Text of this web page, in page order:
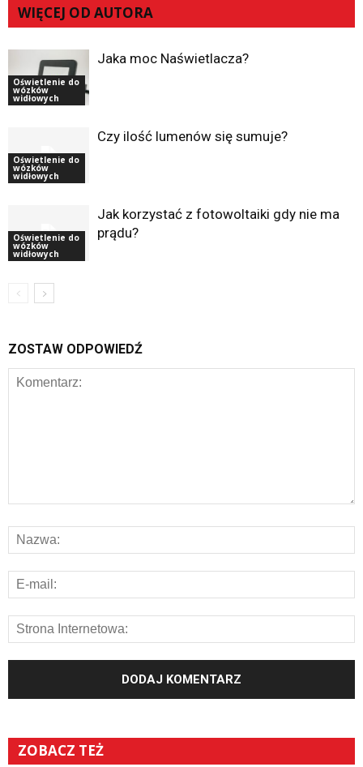
WIĘCEJ OD AUTORA
Oświetlenie do
wózków
widłowych
Jaka moc Naświetlacza?
Oświetlenie do
wózków
widłowych
Czy ilość lumenów się sumuje?
Oświetlenie do
wózków
widłowych
Jak korzystać z fotowoltaiki gdy nie ma
prądu?
ZOSTAW ODPOWIEDŹ
ZOBACZ TEŻ